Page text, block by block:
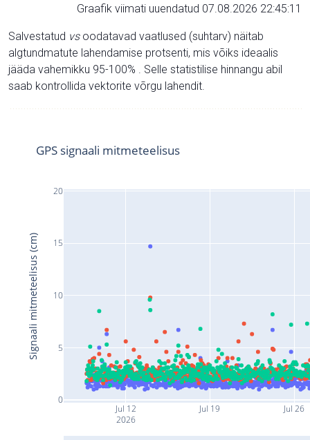
Graafik viimati uuendatud 07.08.2026 22:45:11
Salvestatud vsoodatavad vaatlused (suhtarv) näitab
algtundmatute lahendamise protsenti, mis võiks ideaalis
jääda vahemikku 95-100% . Selle statistilise hinnangu abil
saab kontrollida vektorite võrgu lahendit.
Jul 12
2026
Jul 19 Jul 26
0
5
10
15
20
GPS signaali mitmeteelisus
Signaali mitmeteelisus (cm)